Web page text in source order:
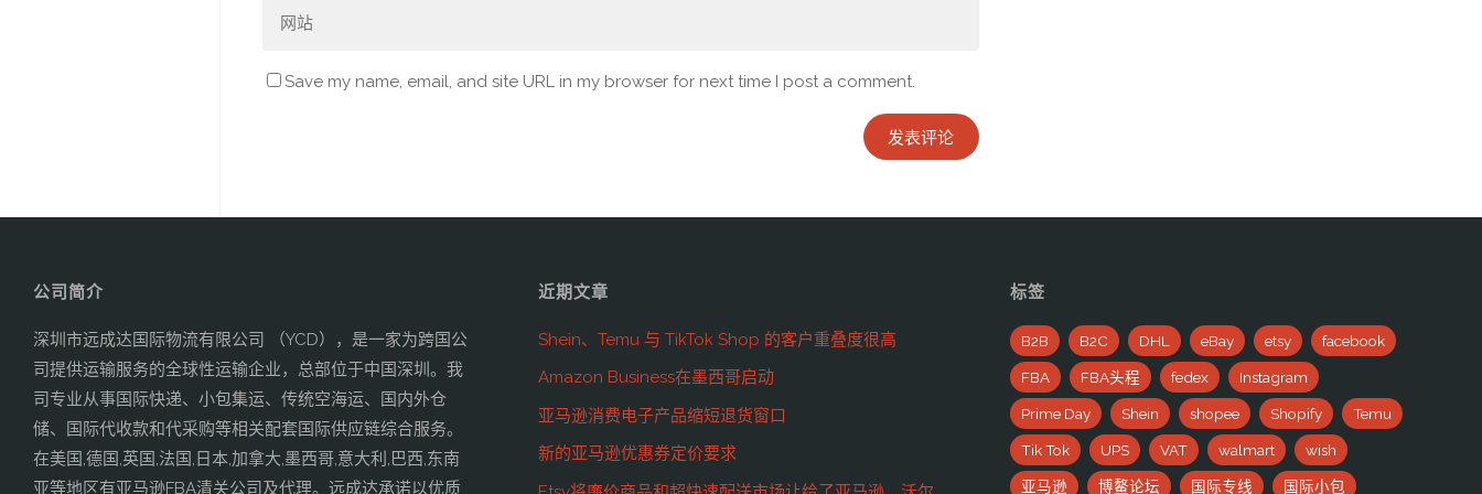
Save my name, email, and site URL in my browser for next time I post a comment.
公司简介
深圳市远成达国际物流有限公司 （YCD），是一家为跨国公
司提供运输服务的全球性运输企业，总部位于中国深圳。我
司专业从事国际快递、小包集运、传统空海运、国内外仓
储、国际代收款和代采购等相关配套国际供应链综合服务。
在美国,德国,英国,法国,日本,加拿大,墨西哥,意大利,巴西,东南
亚等地区有亚马逊FBA清关公司及代理。远成达承诺以优质
近期文章
Shein、Temu 与 TikTok Shop 的客户重叠度很高
Amazon Business在墨西哥启动
亚马逊消费电子产品缩短退货窗口
新的亚马逊优惠券定价要求
标签
B2B B2C DHL eBay etsy facebook
FBA FBA头程 fedex Instagram
Prime Day Shein shopee Shopify Temu
Tik Tok UPS VAT walmart wish
亚马逊 博鳌论坛 国际专线 国际小包